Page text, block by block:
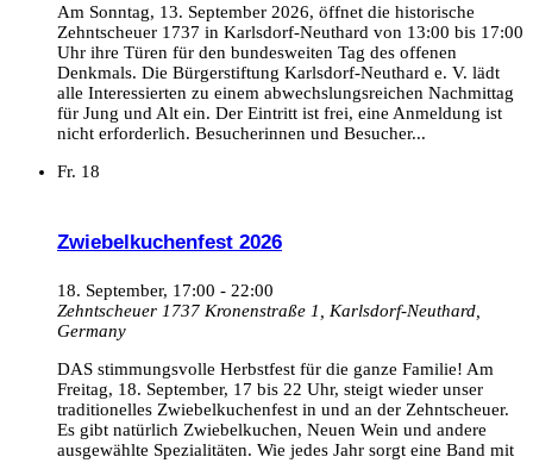
Am Sonntag, 13. September 2026, öffnet die historische
Zehntscheuer 1737 in Karlsdorf-Neuthard von 13:00 bis 17:00
Uhr ihre Türen für den bundesweiten Tag des offenen
Denkmals. Die Bürgerstiftung Karlsdorf-Neuthard e. V. lädt
alle Interessierten zu einem abwechslungsreichen Nachmittag
für Jung und Alt ein. Der Eintritt ist frei, eine Anmeldung ist
nicht erforderlich. Besucherinnen und Besucher...
Fr. 18
Zwiebelkuchenfest 2026
18. September, 17:00 - 22:00
Zehntscheuer 1737 Kronenstraße 1, Karlsdorf-Neuthard,
Germany
DAS stimmungsvolle Herbstfest für die ganze Familie! Am
Freitag, 18. September, 17 bis 22 Uhr, steigt wieder unser
traditionelles Zwiebelkuchenfest in und an der Zehntscheuer.
Es gibt natürlich Zwiebelkuchen, Neuen Wein und andere
ausgewählte Spezialitäten. Wie jedes Jahr sorgt eine Band mit